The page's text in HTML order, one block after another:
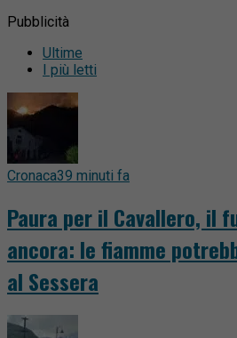
Pubblicità
Ultime
I più letti
Cronaca39 minuti fa
Paura per il Cavallero, il
ancora: le fiamme
al Sessera